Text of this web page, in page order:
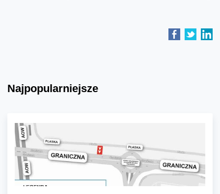
Najpopularniejsze